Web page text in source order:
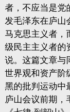
者，不应当是党
发毛泽东在庐山
马克思主义者，
级民主主义者的
说。这篇文章与
世界观和资产阶
黑的批判运动中
庐山会议前期，